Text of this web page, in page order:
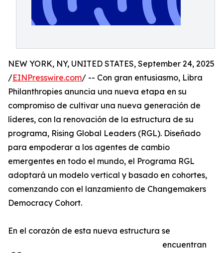
NEW YORK, NY, UNITED STATES, September 24, 2025
/EINPresswire.com/ -- Con gran entusiasmo, Libra
Philanthropies anuncia una nueva etapa en su
compromiso de cultivar una nueva generación de
líderes, con la renovación de la estructura de su
programa, Rising Global Leaders (RGL). Diseñado
para empoderar a los agentes de cambio
emergentes en todo el mundo, el Programa RGL
adoptará un modelo vertical y basado en cohortes,
comenzando con el lanzamiento de Changemakers
Democracy Cohort.
En el corazón de esta nueva estructura se
encuentran